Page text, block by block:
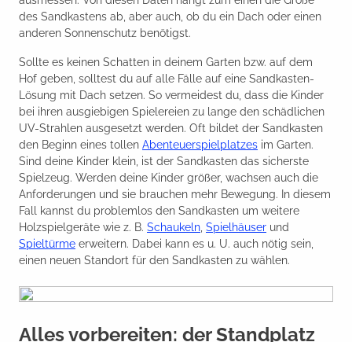
des Sandkastens ab, aber auch, ob du ein Dach oder einen
anderen Sonnenschutz benötigst.
Sollte es keinen Schatten in deinem Garten bzw. auf dem
Hof geben, solltest du auf alle Fälle auf eine Sandkasten-
Lösung mit Dach setzen. So vermeidest du, dass die Kinder
bei ihren ausgiebigen Spielereien zu lange den schädlichen
UV-Strahlen ausgesetzt werden. Oft bildet der Sandkasten
den Beginn eines tollen Abenteuerspielplatzes im Garten.
Sind deine Kinder klein, ist der Sandkasten das sicherste
Spielzeug. Werden deine Kinder größer, wachsen auch die
Anforderungen und sie brauchen mehr Bewegung. In diesem
Fall kannst du problemlos den Sandkasten um weitere
Holzspielgeräte wie z. B. Schaukeln Spielhäuser und
Spieltürme erweitern. Dabei kann es u. U. auch nötig sein,
einen neuen Standort für den Sandkasten zu wählen.
Alles vorbereiten: der Standplatz